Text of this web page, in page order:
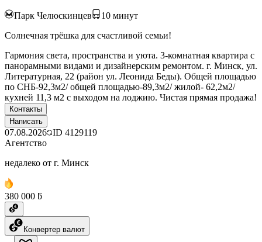
Парк Челюскинцев 10 минут
Солнечная трёшка для счастливой семьи!
Гармония света, пространства и уюта. 3-комнатная квартира с
панорамными видами и дизайнерским ремонтом. г. Минск, ул.
Литературная, 22 (район ул. Леонида Беды). Общей площадью
по СНБ-92,3м2/ общей площадью-89,3м2/ жилой- 62,2м2/
кухней 11,3 м2 с выходом на лоджию. Чистая прямая продажа!
Контакты
Написать
07.08.2026 ID 4129119
Агентство
недалеко от г. Минск
380 000 ƃ
Конвертер валют